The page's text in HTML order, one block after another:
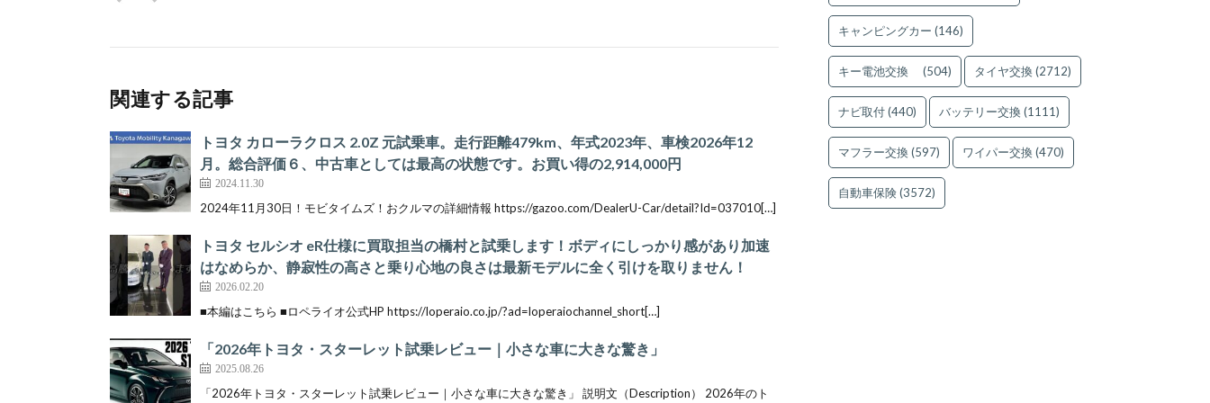
関連する記事
トヨタ カローラクロス 2.0Z 元試乗車。走行距離479km、年式2023年、車検2026年12
月。総合評価６、中古車としては最高の状態です。お買い得の2,914,000円
2024.11.30
2024年11月30日！モビタイムズ！おクルマの詳細情報 https://gazoo.com/DealerU-Car/detail?Id=037010[…]
トヨタ セルシオ eR仕様に買取担当の橋村と試乗します！ボディにしっかり感があり加速
はなめらか、静寂性の高さと乗り心地の良さは最新モデルに全く引けを取りません！
2026.02.20
■本編はこちら ■ロペライオ公式HP https://loperaio.co.jp/?ad=loperaiochannel_short[…]
「2026年トヨタ・スターレット試乗レビュー｜小さな車に大きな驚き」
2025.08.26
「2026年トヨタ・スターレット試乗レビュー｜小さな車に大きな驚き」 説明文（Description） 2026年のト
キャンピングカー (146)
キー電池交換 (504) タイヤ交換(2712)
ナビ取付(440) バッテリー交換(1111)
マフラー交換(597) ワイパー交換(470)
自動車保険(3572)